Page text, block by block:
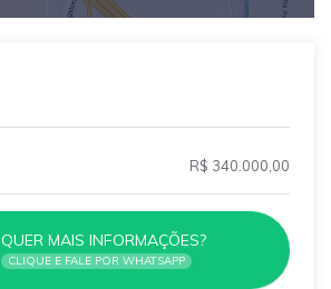
R$ 340.000,00
QUER MAIS INFORMAÇÕES?
CLIQUE E FALE POR WHATSAPP